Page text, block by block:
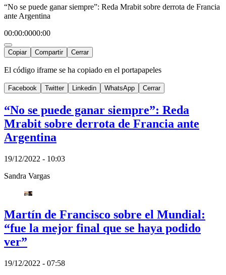
“No se puede ganar siempre”: Reda Mrabit sobre derrota de Francia
ante Argentina
00:00:0000:00
Copiar Compartir Cerrar
El código iframe se ha copiado en el portapapeles
Facebook Twitter Linkedin WhatsApp Cerrar
“No se puede ganar siempre”: Reda
Mrabit sobre derrota de Francia ante
Argentina
19/12/2022 - 10:03
Sandra Vargas
Martín de Francisco sobre el Mundial:
“fue la mejor final que se haya podido
ver”
19/12/2022 - 07:58